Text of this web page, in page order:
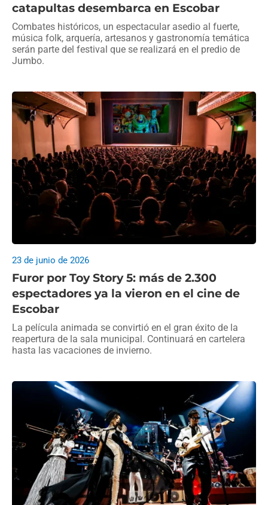
catapultas desembarca en Escobar
Combates históricos, un espectacular asedio al fuerte,
música folk, arquería, artesanos y gastronomía temática
serán parte del festival que se realizará en el predio de
Jumbo.
Furor por Toy Story 5: más de 2.300
espectadores ya la vieron en el cine de
Escobar
23 de junio de 2026
La película animada se convirtió en el gran éxito de la
reapertura de la sala municipal. Continuará en cartelera
hasta las vacaciones de invierno.